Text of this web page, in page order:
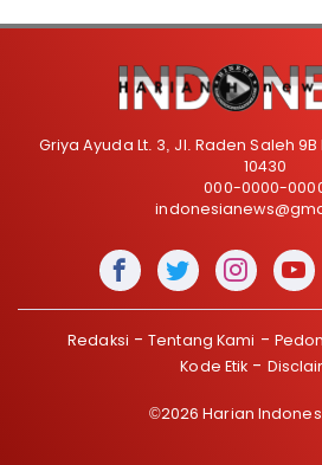
Griya Ayuda Lt. 3, Jl. Raden Saleh
10430
000-0000-
Redaksi Tentang Kami
Kode Etik
©2026 Harian